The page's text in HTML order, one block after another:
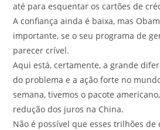
até para esquentar os cartões de
A confiança ainda é baixa, mas
importante, se o seu programa de
parecer crível.
Aqui está, certamente, a grande
do problema e a ação forte no
semana, tivemos o pacote
redução dos juros na China.
Não é possível que esses trilhões